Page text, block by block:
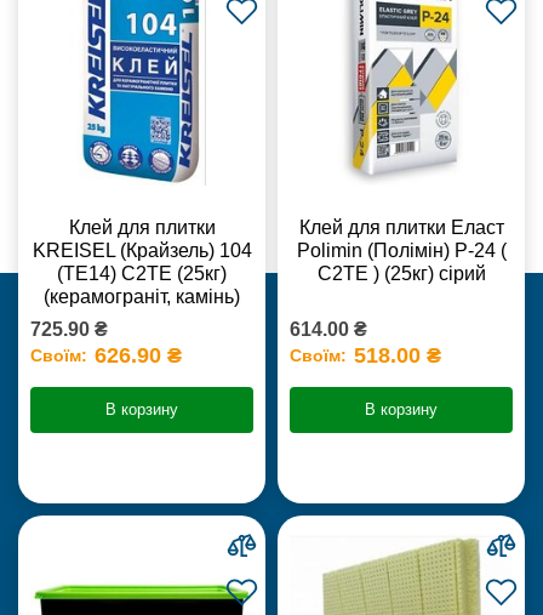
Клей для плитки
KREISEL (Крайзель) 104
(ТЕ14) С2TE (25кг)
(керамограніт, камінь)
725.90 ₴
Своїм: 626.90 ₴
В корзину
Клей для плитки Еласт
Polimin (Полімін) Р-24 (
С2ТЕ ) (25кг) сірий
614.00 ₴
Своїм: 518.00 ₴
В корзину